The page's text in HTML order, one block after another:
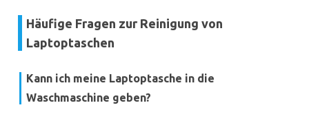
Häufige Fragen zur Reinigung von
Laptoptaschen
Kann ich meine Laptoptasche in die
Waschmaschine geben?